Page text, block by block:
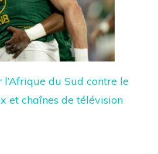
du Sud contre le
et chaînes de télévision